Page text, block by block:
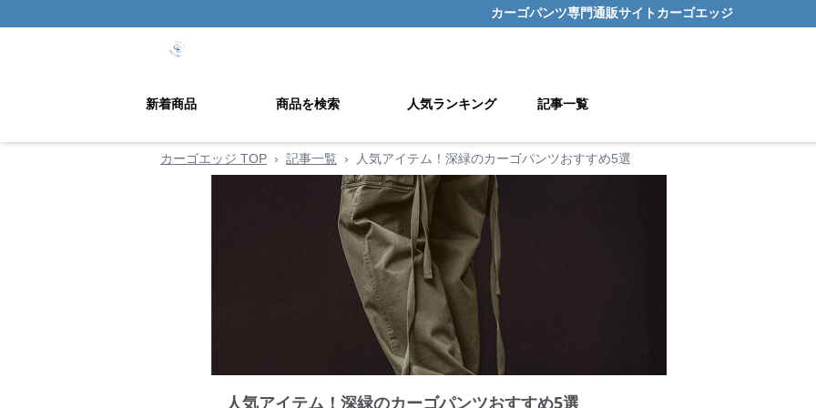
カーゴパンツ専門通販サイト カーゴエッジ
新着商品 商品を検索 人気ランキング 記事一覧
カーゴエッジ TOP › 記事一覧 › 人気アイテム！深緑のカーゴパンツおすすめ5選
人気アイテム！深緑のカーゴパンツおすすめ5選